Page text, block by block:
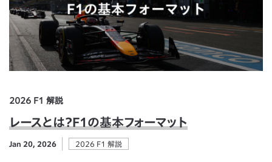
2026 F1 解説
レースとは？F1の基本フォーマット
Jan 20, 2026 2026 F1 解説